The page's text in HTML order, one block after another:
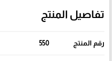
تفاصيل المنتج
رقم المنتج 550